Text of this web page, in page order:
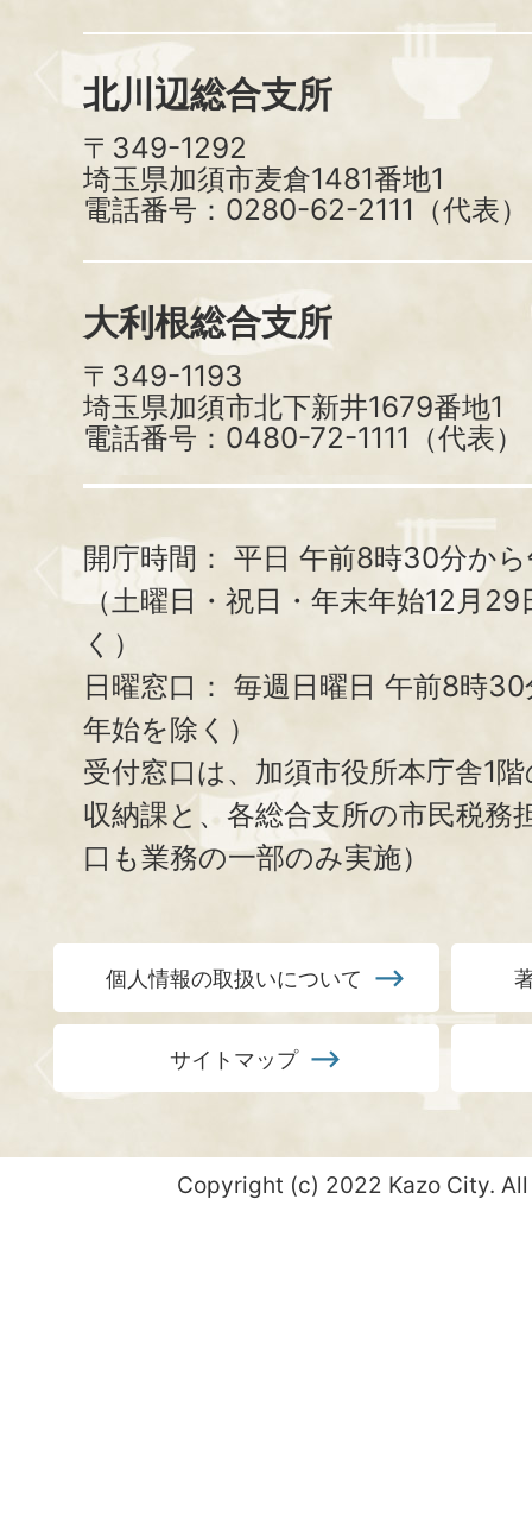
北川辺総合支所
〒349-1292
埼玉県加須市麦倉1481番地1
電話番号：0280-62-2111（代表）
大利根総合支所
〒349-1193
埼玉県加須市北下新井1679番地1
電話番号：0480-72-1111（代表）
開庁時間： 平日 午前8時30分か
（土曜日・祝日・年末年始12月
く）
日曜窓口： 毎週日曜日 午前8時
年始を除く）
受付窓口は、加須市役所本庁舎1
収納課と、 各総合支所の市民税務
口も業務の一部のみ実施）
個人情報の取扱いについて
サイトマップ
Copyright (c) 2022 Kazo City.